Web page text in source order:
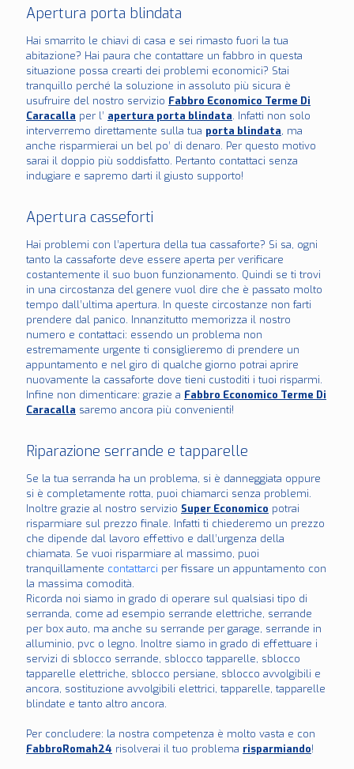
Apertura porta blindata
Hai smarrito le chiavi di casa e sei rimasto fuori la tua
abitazione? Hai paura che contattare un fabbro in questa
situazione possa crearti dei problemi economici? Stai
tranquillo perché la soluzione in assoluto più sicura è
usufruire del nostro servizio Fabbro Economico Terme Di
Caracalla per l’ apertura porta blindata. Infatti non solo
interverremo direttamente sulla tua porta blindata, ma
anche risparmierai un bel po’ di denaro. Per questo motivo
sarai il doppio più soddisfatto. Pertanto contattaci senza
indugiare e sapremo darti il giusto supporto!
Apertura casseforti
Hai problemi con l’apertura della tua cassaforte? Si sa, ogni
tanto la cassaforte deve essere aperta per verificare
costantemente il suo buon funzionamento. Quindi se ti trovi
in una circostanza del genere vuol dire che è passato molto
tempo dall’ultima apertura. In queste circostanze non farti
prendere dal panico. Innanzitutto memorizza il nostro
numero e contattaci: essendo un problema non
estremamente urgente ti consiglieremo di prendere un
appuntamento e nel giro di qualche giorno potrai aprire
nuovamente la cassaforte dove tieni custoditi i tuoi risparmi.
Infine non dimenticare: grazie a Fabbro Economico Terme Di
Caracalla saremo ancora più convenienti!
Riparazione serrande e tapparelle
Se la tua serranda ha un problema, si è danneggiata oppure
si è completamente rotta, puoi chiamarci senza problemi.
Inoltre grazie al nostro servizio Super Economico potrai
risparmiare sul prezzo finale. Infatti ti chiederemo un prezzo
che dipende dal lavoro effettivo e dall’urgenza della
chiamata. Se vuoi risparmiare al massimo, puoi
tranquillamente contattarci per fissare un appuntamento con
la massima comodità.
Ricorda noi siamo in grado di operare sul qualsiasi tipo di
serranda, come ad esempio serrande elettriche, serrande
per box auto, ma anche su serrande per garage, serrande in
alluminio, pvc o legno. Inoltre siamo in grado di effettuare i
servizi di sblocco serrande, sblocco tapparelle, sblocco
tapparelle elettriche, sblocco persiane, sblocco avvolgibili e
ancora, sostituzione avvolgibili elettrici, tapparelle, tapparelle
blindate e tanto altro ancora.
Per concludere: la nostra competenza è molto vasta e con
FabbroRomah24 risolverai il tuo problema risparmiando!